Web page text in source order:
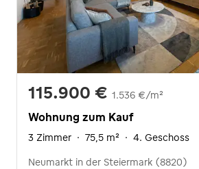
115.900 € 1.536 €/m²
Wohnung zum Kauf
3 Zimmer · 75,5 m² · 4. Geschoss
Neumarkt in der Steiermark (8820)